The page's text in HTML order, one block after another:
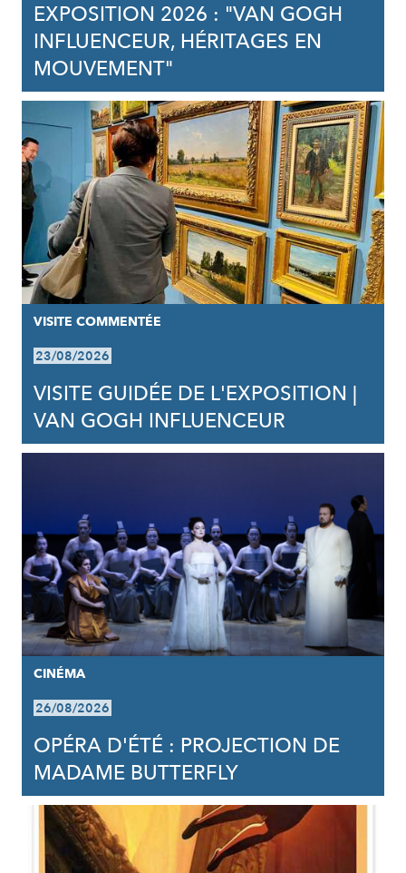
EXPOSITION 2026 : "VAN GOGH
INFLUENCEUR, HÉRITAGES EN
MOUVEMENT"
VISITE COMMENTÉE
23/08/2026
VISITE GUIDÉE DE L'EXPOSITION |
VAN GOGH INFLUENCEUR
CINÉMA
26/08/2026
OPÉRA D'ÉTÉ : PROJECTION DE
MADAME BUTTERFLY